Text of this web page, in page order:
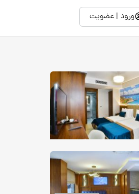
ورود | عضویت